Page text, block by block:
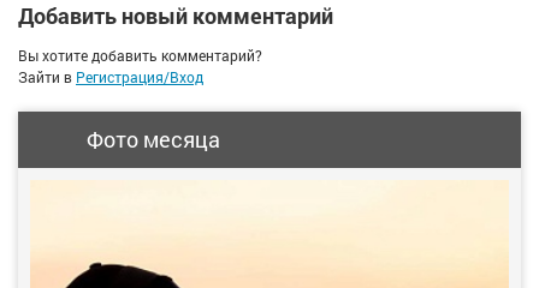
Добавить новый комментарий
Вы хотите добавить комментарий?
Зайти в Регистрация/Вход
Фото месяца